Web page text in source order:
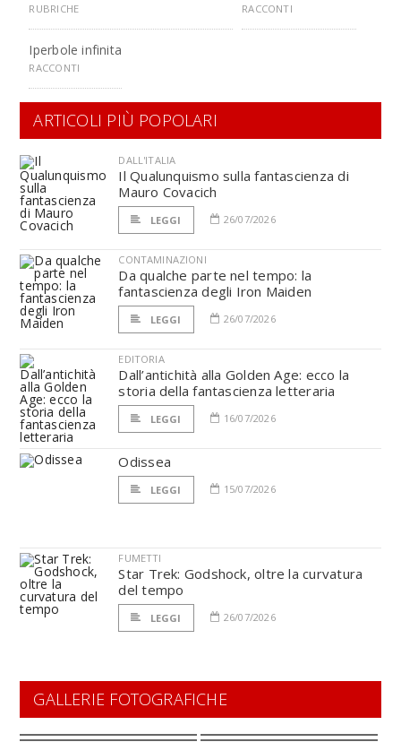
RUBRICHE RACCONTI
Iperbole infinita
RACCONTI
ARTICOLI PIÙ POPOLARI
DALL'ITALIA
Il Qualunquismo sulla fantascienza di
Mauro Covacich
LEGGI 26/07/2026
CONTAMINAZIONI
Da qualche parte nel tempo: la
fantascienza degli Iron Maiden
LEGGI 26/07/2026
EDITORIA
Dall’antichità alla Golden Age: ecco la
storia della fantascienza letteraria
LEGGI 16/07/2026
Odissea
LEGGI 15/07/2026
FUMETTI
Star Trek: Godshock, oltre la curvatura
del tempo
LEGGI 26/07/2026
GALLERIE FOTOGRAFICHE